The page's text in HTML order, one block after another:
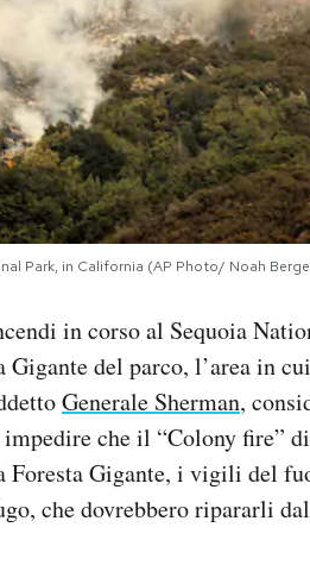
Park, in California (AP Photo/ Noah
in corso al Sequoia
del parco, l’area in
Generale Sherman,
che il “Colony fire”
Gigante, i vigili del
che dovrebbero ripararli